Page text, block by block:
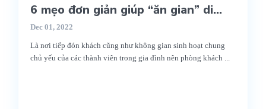
6 mẹo đơn giản giúp “ăn gian” di...
Dec 01, 2022
Là nơi tiếp đón khách cũng như không gian sinh hoạt chung
chủ yếu của các thành viên trong gia đình nên phòng khách ...